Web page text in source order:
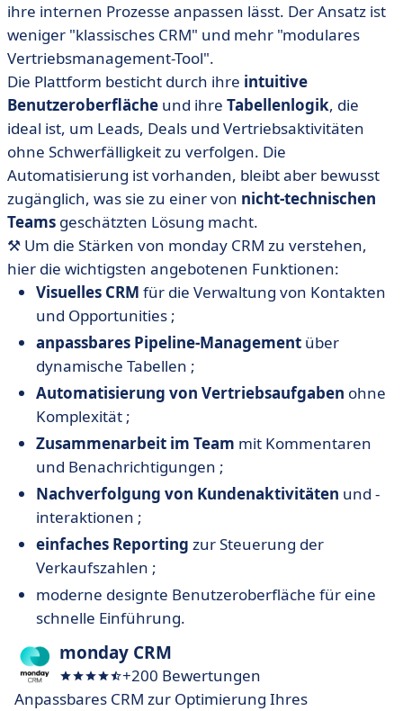
ihre internen Prozesse anpassen lässt. Der Ansatz ist
weniger "klassisches CRM" und mehr "modulares
Vertriebsmanagement-Tool".
Die Plattform besticht durch ihre intuitive
Benutzeroberfläche und ihre Tabellenlogik, die
ideal ist, um Leads, Deals und Vertriebsaktivitäten
ohne Schwerfälligkeit zu verfolgen. Die
Automatisierung ist vorhanden, bleibt aber bewusst
zugänglich, was sie zu einer von nicht-technischen
Teams geschätzten Lösung macht.
⚒️ Um die Stärken von monday CRM zu verstehen,
hier die wichtigsten angebotenen Funktionen:
Visuelles CRM für die Verwaltung von Kontakten
und Opportunities ;
anpassbares Pipeline-Management über
dynamische Tabellen ;
Automatisierung von Vertriebsaufgaben ohne
Komplexität ;
Zusammenarbeit im Team mit Kommentaren
und Benachrichtigungen ;
Nachverfolgung von Kundenaktivitäten und -
interaktionen ;
einfaches Reporting zur Steuerung der
Verkaufszahlen ;
moderne designte Benutzeroberfläche für eine
schnelle Einführung.
monday CRM
+200 Bewertungen
Anpassbares CRM zur Optimierung Ihres